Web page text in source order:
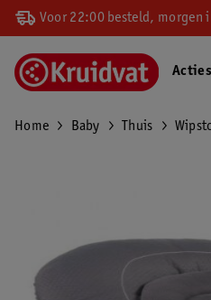
Voor 22:00 besteld, morgen
Acties
Home Baby Thuis